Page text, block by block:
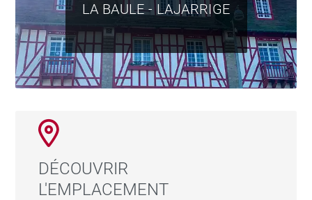
LA BAULE - LAJARRIGE
DÉCOUVRIR
L'EMPLACEMENT